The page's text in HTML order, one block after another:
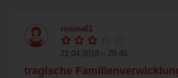
ronina61
21.04.2018 – 20:45
tragische